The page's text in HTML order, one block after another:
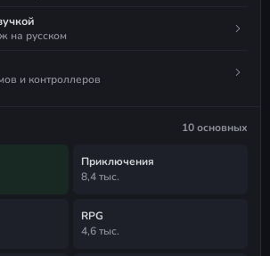
на русском
и контроллеров
10 основных
Приключения
8,4 тыс.
RPG
4,6 тыс.